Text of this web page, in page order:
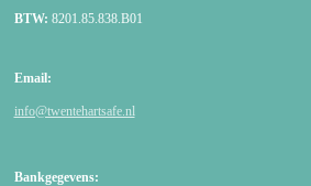
BTW: 8201.85.838.B01
Email:
info@twentehartsafe.nl
Bankgegevens: